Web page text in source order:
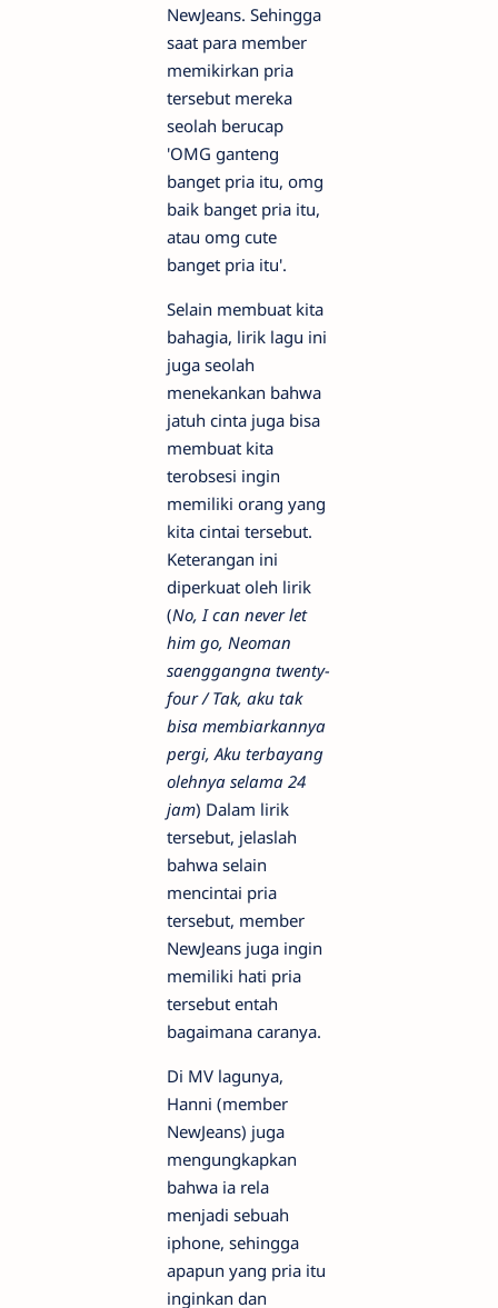
NewJeans. Sehingga
saat para member
memikirkan pria
tersebut mereka
seolah berucap
'OMG ganteng
banget pria itu, omg
baik banget pria itu,
atau omg cute
banget pria itu'.
Selain membuat kita
bahagia, lirik lagu ini
juga seolah
menekankan bahwa
jatuh cinta juga bisa
membuat kita
terobsesi ingin
memiliki orang yang
kita cintai tersebut.
Keterangan ini
diperkuat oleh lirik
(No, I can never let
him go, Neoman
saenggangna twenty-
four / Tak, aku tak
bisa membiarkannya
pergi, Aku terbayang
olehnya selama 24
jam) Dalam lirik
tersebut, jelaslah
bahwa selain
mencintai pria
tersebut, member
NewJeans juga ingin
memiliki hati pria
tersebut entah
bagaimana caranya.
Di MV lagunya,
Hanni (member
NewJeans) juga
mengungkapkan
bahwa ia rela
menjadi sebuah
iphone, sehingga
apapun yang pria itu
inginkan dan